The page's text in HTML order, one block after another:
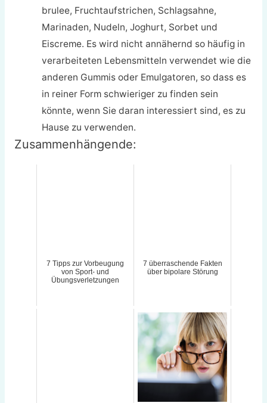
brulee, Fruchtaufstrichen, Schlagsahne,
Marinaden, Nudeln, Joghurt, Sorbet und
Eiscreme. Es wird nicht annähernd so häufig in
verarbeiteten Lebensmitteln verwendet wie die
anderen Gummis oder Emulgatoren, so dass es
in reiner Form schwieriger zu finden sein
könnte, wenn Sie daran interessiert sind, es zu
Hause zu verwenden.
Zusammenhängende:
7 Tipps zur Vorbeugung
von Sport- und
Übungsverletzungen
7 überraschende Fakten
über bipolare Störung